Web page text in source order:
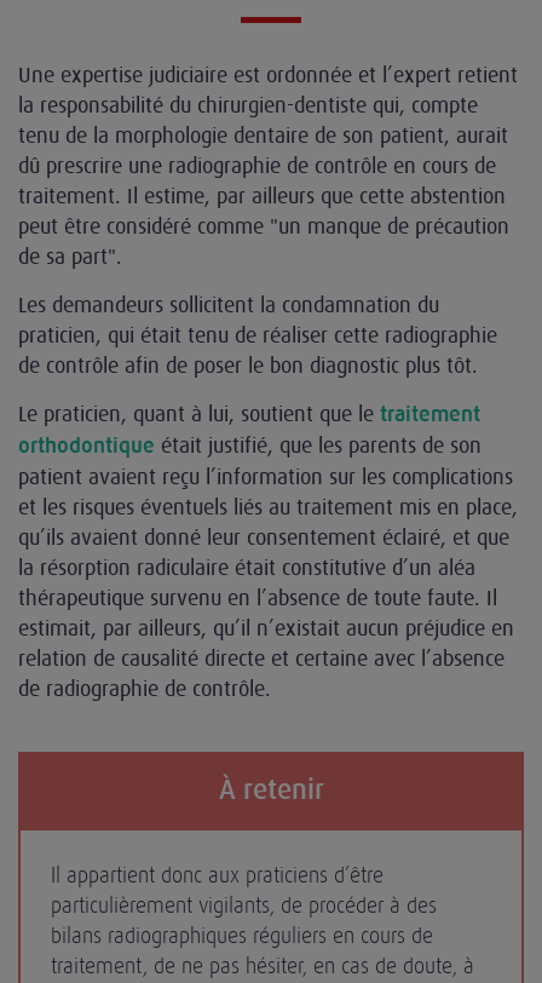
Une expertise judiciaire est ordonnée et l’expert retient
la responsabilité du chirurgien-dentiste qui, compte
tenu de la morphologie dentaire de son patient, aurait
dû prescrire une radiographie de contrôle en cours de
traitement. Il estime, par ailleurs que cette abstention
peut être considéré comme "un manque de précaution
de sa part".
Les demandeurs sollicitent la condamnation du
praticien, qui était tenu de réaliser cette radiographie
de contrôle afin de poser le bon diagnostic plus tôt.
Le praticien, quant à lui, soutient que le traitement
orthodontique était justifié, que les parents de son
patient avaient reçu l’information sur les complications
et les risques éventuels liés au traitement mis en place,
qu’ils avaient donné leur consentement éclairé, et que
la résorption radiculaire était constitutive d’un aléa
thérapeutique survenu en l’absence de toute faute. Il
estimait, par ailleurs, qu’il n’existait aucun préjudice en
relation de causalité directe et certaine avec l’absence
de radiographie de contrôle.
À retenir
Il appartient donc aux praticiens d’être
particulièrement vigilants, de procéder à des
bilans radiographiques réguliers en cours de
traitement, de ne pas hésiter, en cas de doute, à